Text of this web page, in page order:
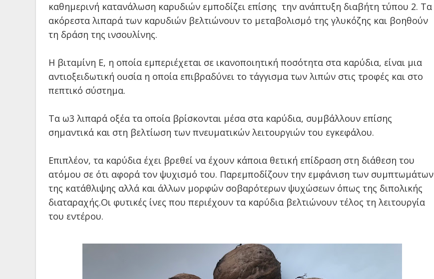
καθημερινή κατανάλωση καρυδιών εμποδίζει επίσης την ανάπτυξη διαβήτη τύπου 2. Τα
ακόρεστα λιπαρά των καρυδιών βελτιώνουν το μεταβολισμό της γλυκόζης και βοηθούν
τη δράση της ινσουλίνης.
Η βιταμίνη Ε, η οποία εμπεριέχεται σε ικανοποιητική ποσότητα στα καρύδια, είναι μια
αντιοξειδωτική ουσία η οποία επιβραδύνει το τάγγισμα των λιπών στις τροφές και στο
πεπτικό σύστημα.
Τα ω3 λιπαρά οξέα τα οποία βρίσκονται μέσα στα καρύδια, συμβάλλουν επίσης
σημαντικά και στη βελτίωση των πνευματικών λειτουργιών του εγκεφάλου.
Επιπλέον, τα καρύδια έχει βρεθεί να έχουν κάποια θετική επίδραση στη διάθεση του
ατόμου σε ότι αφορά τον ψυχισμό του. Παρεμποδίζουν την εμφάνιση των συμπτωμάτων
της κατάθλιψης αλλά και άλλων μορφών σοβαρότερων ψυχώσεων όπως της διπολικής
διαταραχής.Οι φυτικές ίνες που περιέχουν τα καρύδια βελτιώνουν τέλος τη λειτουργία
του εντέρου.